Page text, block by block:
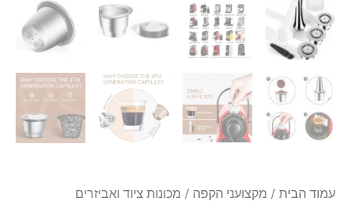
עמוד הבית / מקצועני הקפה / מכונות ציוד ואביזרים